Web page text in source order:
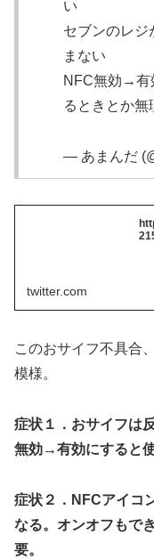
い
セブンのレジ
まない
NFC無効→有
るときとか
— あまんだ
twitter.com
このおサイフ不具合
模様。
症状１．おサイフは
無効→有効にすると
症状２．NFCアイコ
なる。オンオフもで
要。